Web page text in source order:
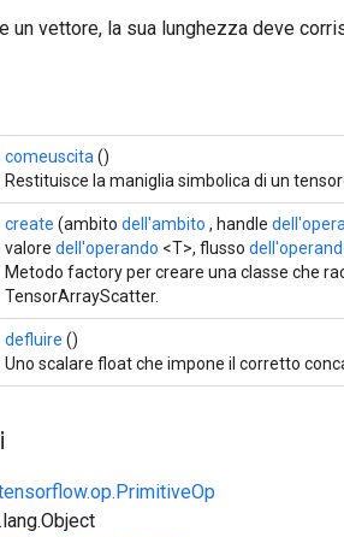
un vettore, la sua lunghezza deve
comeuscita ()
Restituisce la maniglia simbolica di un
create (ambito dell'ambito , handle
valore dell'operando <T>, flusso
Metodo factory per creare una classe che
TensorArrayScatter.
defluire ()
Uno scalare float che impone il corretto